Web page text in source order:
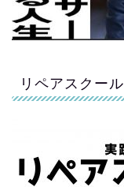
リペアスクール